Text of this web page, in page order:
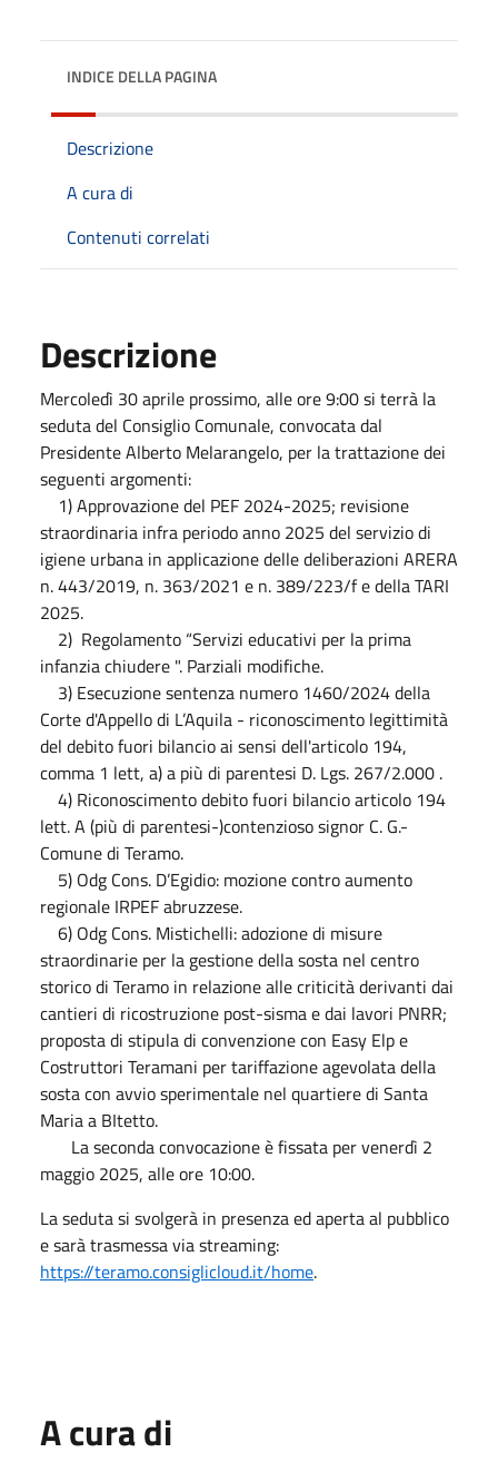
INDICE DELLA PAGINA
Descrizione
A cura di
Contenuti correlati
Descrizione
Mercoledì 30 aprile prossimo, alle ore 9:00 si terrà la
seduta del Consiglio Comunale, convocata dal
Presidente Alberto Melarangelo, per la trattazione dei
seguenti argomenti:
1) Approvazione del PEF 2024-2025; revisione
straordinaria infra periodo anno 2025 del servizio di
igiene urbana in applicazione delle deliberazioni ARERA
n. 443/2019, n. 363/2021 e n. 389/223/f e della TARI
2025.
2) Regolamento “Servizi educativi per la prima
infanzia chiudere ". Parziali modifiche.
3) Esecuzione sentenza numero 1460/2024 della
Corte d'Appello di L’Aquila - riconoscimento legittimità
del debito fuori bilancio ai sensi dell'articolo 194,
comma 1 lett, a) a più di parentesi D. Lgs. 267/2.000 .
4) Riconoscimento debito fuori bilancio articolo 194
lett. A (più di parentesi-)contenzioso signor C. G.-
Comune di Teramo.
5) Odg Cons. D’Egidio: mozione contro aumento
regionale IRPEF abruzzese.
6) Odg Cons. Mistichelli: adozione di misure
straordinarie per la gestione della sosta nel centro
storico di Teramo in relazione alle criticità derivanti dai
cantieri di ricostruzione post-sisma e dai lavori PNRR;
proposta di stipula di convenzione con Easy Elp e
Costruttori Teramani per tariffazione agevolata della
sosta con avvio sperimentale nel quartiere di Santa
Maria a BItetto.
La seconda convocazione è fissata per venerdì 2
maggio 2025, alle ore 10:00.
La seduta si svolgerà in presenza ed aperta al pubblico
e sarà trasmessa via streaming:
https://teramo.consiglicloud.it/home.
A cura di